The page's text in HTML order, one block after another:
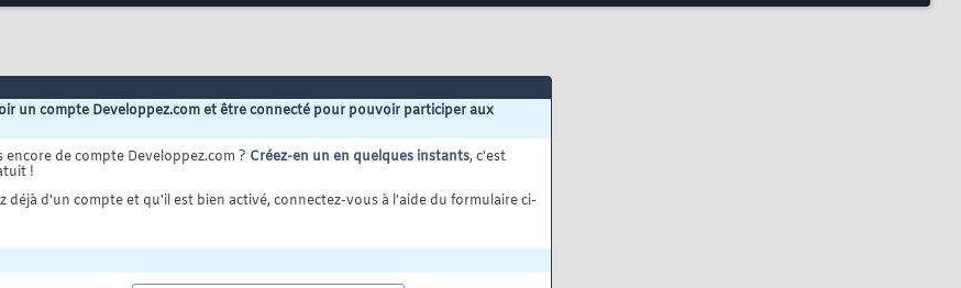
un compte Developpez.com et être connecté pour pouvoir participer aux
encore de compte Developpez.com ? Créez-en un en quelques instants, c'est
!
déjà d'un compte et qu'il est bien activé, connectez-vous à l'aide du formulaire ci-